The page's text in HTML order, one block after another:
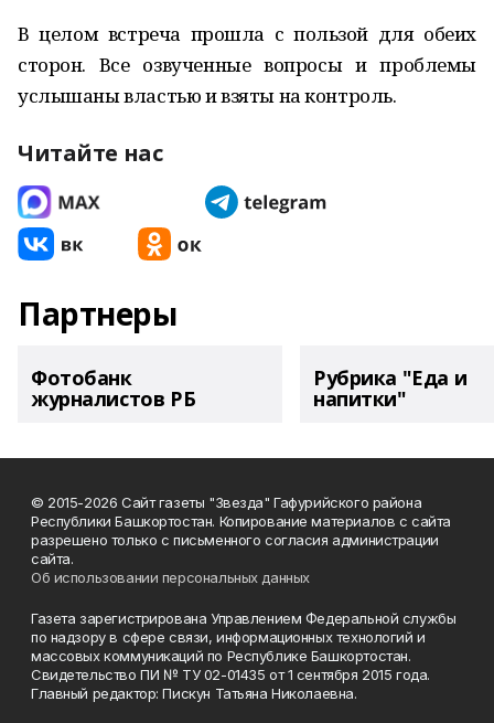
В целом встреча прошла с пользой для обеих
сторон. Все озвученные вопросы и проблемы
услышаны властью и взяты на контроль.
Читайте нас
Партнеры
Фотобанк
журналистов РБ
Рубрика "Еда и
напитки"
© 2015-2026 Сайт газеты "Звезда" Гафурийского района
Республики Башкортостан. Копирование материалов с сайта
разрешено только с письменного согласия администрации
сайта.
Об использовании персональных данных
Газета зарегистрирована Управлением Федеральной службы
по надзору в сфере связи, информационных технологий и
массовых коммуникаций по Республике Башкортостан.
Свидетельство ПИ № ТУ 02-01435 от 1 сентября 2015 года.
Главный редактор: Пискун Татьяна Николаевна.